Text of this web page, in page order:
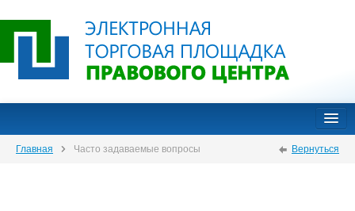
Торги Вернуться
Главная Часто задаваемые вопросы